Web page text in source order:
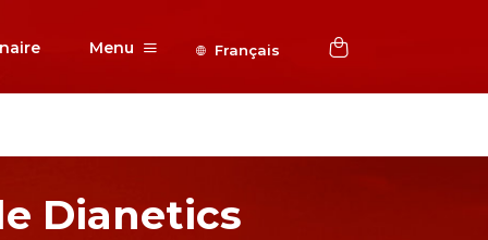
Menu Français
Dianetics